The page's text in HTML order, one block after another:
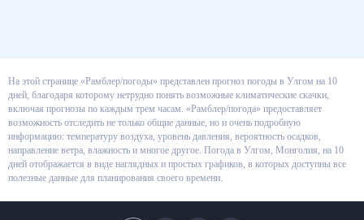
На этой странице «Рамблер/погоды» представлен прогноз погоды в
Улгом на 10 дней, благодаря которому нетрудно понять возможные
климатические скачки, включая прогнозы по каждым трем часам.
«Рамблер/погода» предоставляет возможность отследить не только
общие данные, но и очень подробную информацию: температуру воздуха,
уровень давления, вероятность осадков, направление ветра, влажность и
многое другое. Погода в Улгом, Монголия, на 10 дней отображается в
виде наглядных и простых графиков, в которых доступны все полезные